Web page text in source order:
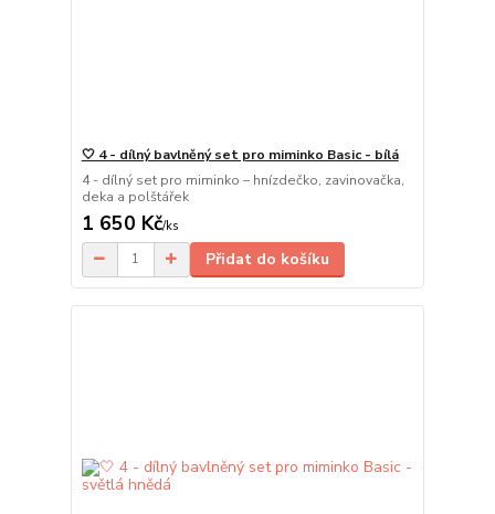
🤍 4 - dílný bavlněný set pro miminko Basic - bílá
4 - dílný set pro miminko – hnízdečko, zavinovačka,
deka a polštářek
1 650 Kč/ks
Přidat do košíku